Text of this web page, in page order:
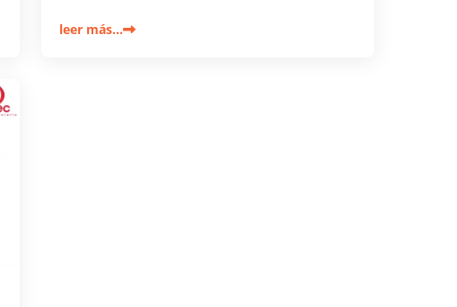
leer más…